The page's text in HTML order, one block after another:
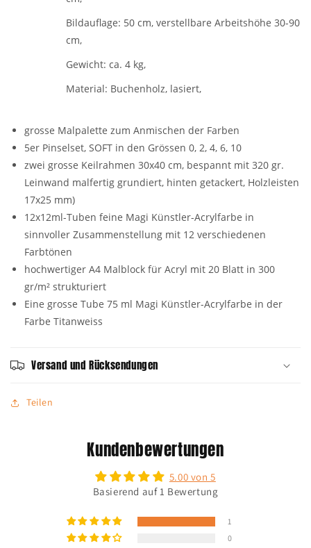
Bildauflage: 50 cm, verstellbare Arbeitshöhe 30-90
cm,
Gewicht: ca. 4 kg,
Material: Buchenholz, lasiert,
grosse Malpalette zum Anmischen der Farben
5er Pinselset, SOFT in den Grössen 0, 2, 4, 6, 10
zwei grosse Keilrahmen 30x40 cm, bespannt mit 320 gr.
Leinwand malfertig grundiert, hinten getackert, Holzleisten
17x25 mm)
12x12ml-Tuben feine Magi Künstler-Acrylfarbe in
sinnvoller Zusammenstellung mit 12 verschiedenen
Farbtönen
hochwertiger A4 Malblock für Acryl mit 20 Blatt in 300
gr/m² strukturiert
Eine grosse Tube 75 ml Magi Künstler-Acrylfarbe in der
Farbe Titanweiss
Versand und Rücksendungen
Teilen
Kundenbewertungen
5.00 von 5
Basierend auf 1 Bewertung
1
0